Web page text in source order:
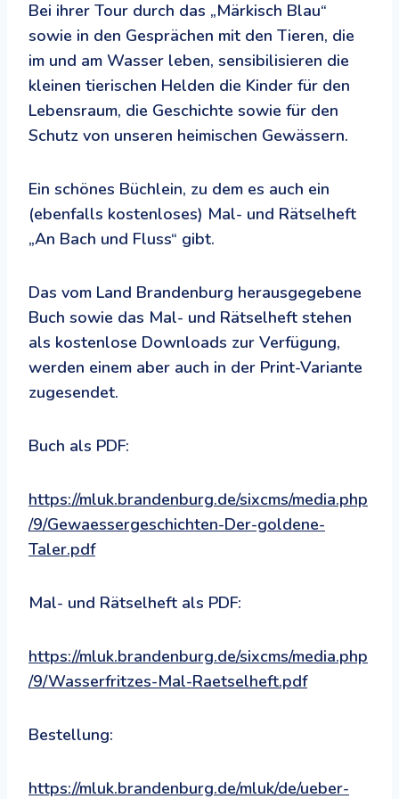
Bei ihrer Tour durch das „Märkisch Blau“
sowie in den Gesprächen mit den Tieren, die
im und am Wasser leben, sensibilisieren die
kleinen tierischen Helden die Kinder für den
Lebensraum, die Geschichte sowie für den
Schutz von unseren heimischen Gewässern.
Ein schönes Büchlein, zu dem es auch ein
(ebenfalls kostenloses) Mal- und Rätselheft
„An Bach und Fluss“ gibt.
Das vom Land Brandenburg herausgegebene
Buch sowie das Mal- und Rätselheft stehen
als kostenlose Downloads zur Verfügung,
werden einem aber auch in der Print-Variante
zugesendet.
Buch als PDF:
https://mluk.brandenburg.de/sixcms/media.php
/9/Gewaessergeschichten-Der-goldene-
Taler.pdf
Mal- und Rätselheft als PDF:
https://mluk.brandenburg.de/sixcms/media.php
/9/Wasserfritzes-Mal-Raetselheft.pdf
Bestellung:
https://mluk.brandenburg.de/mluk/de/ueber-